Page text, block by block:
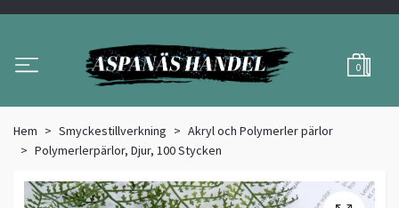
0
Hem Smyckestillverkning
Akryl och Polymerler pärlor
Polymerlerpärlor, Djur, 100 Stycken